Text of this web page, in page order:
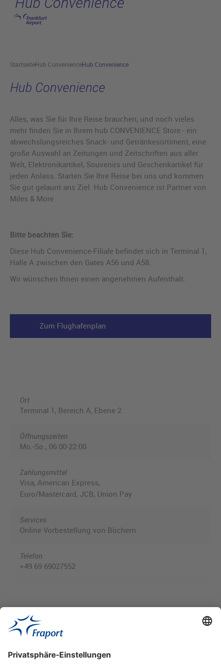
Hauptinhalt anspringen
StartseiteHub ConvenienceHub Convenience
Hub Convenience
Alles, was Sie für Ihre Reise brauchen, und noch vieles
mehr finden Sie in Ihrem hub CONVENIENCE Store - ein
abwechslungsreiches Snack- und Getränkesortiment, eine
große Auswahl an Zeitungen und Zeitschriften aus aller
Welt, Elektronikartikel, Souvenirs und Geschenkartikel für
jeden Anlass. Starten Sie Ihre Reise bei uns und kommen
Sie gut gelaunt ans Ziel. Hub Convenience ist Partner von
Miles & More
Bitte beachten Sie:
Diese Hub Convenience-Filiale befindet sich in Terminal 1,
Halle A zwischen den Gates A56 und A58.
Wir wünschen Ihnen einen angenehmen Aufenthalt.
Zum Flughafenplan
Ort
Terminal 1, Bereich A, Ebene 2
Öffnungszeiten
Mo.-So., 06:00-22:00
Zahlungsmittel
Visa, American Express,
Euro/Mastercard, JCB, Union Pay
Services
Online Vorbestellung von Büchern
Telefon
+49 69 69027552